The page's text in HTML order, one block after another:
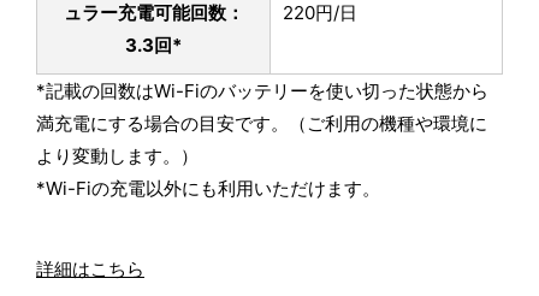
ュラー充電可能回数：
3.3回*
220円/日
*記載の回数はWi-Fiのバッテリーを使い切った状態から
満充電にする場合の目安です。（ご利用の機種や環境に
より変動します。）
*Wi-Fiの充電以外にも利用いただけます。
詳細はこちら